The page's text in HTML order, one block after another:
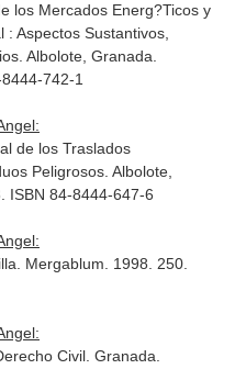
los Mercados Energ?Ticos y
Aspectos Sustantivos,
Albolote, Granada.
742-1
de los Traslados
Peligrosos. Albolote,
ISBN 84-8444-647-6
Mergablum. 1998. 250.
Civil. Granada.